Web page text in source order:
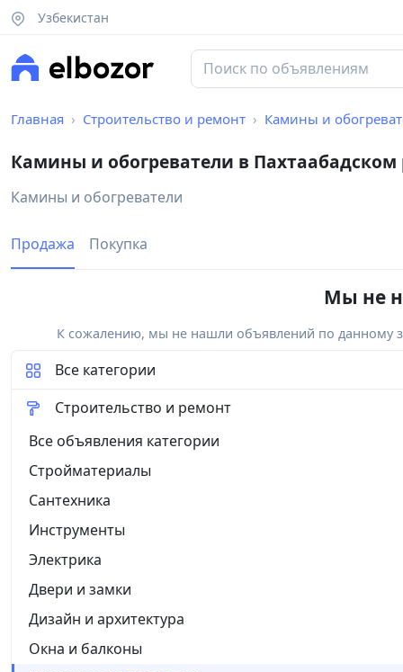
Узбекистан
Главная Строительство и ремонт Камины и
Камины и обогреватели в Пахтаабадском
Камины и обогреватели
Продажа Покупка
Мы не
К сожалению, мы не нашли объявлений по данному
Все категории
Строительство и ремонт
Все объявления категории
Стройматериалы
Сантехника
Инструменты
Электрика
Двери и замки
Дизайн и архитектура
Окна и балконы